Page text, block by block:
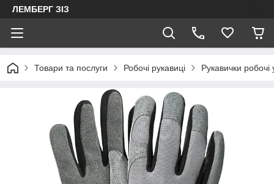
ЛЕМБЕРГ ЗІЗ
Товари та послуги Робочі рукавиці Рукавички робочі